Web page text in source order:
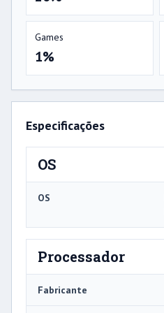
Games
1%
Especificações
OS
OS
Processador
Fabricante